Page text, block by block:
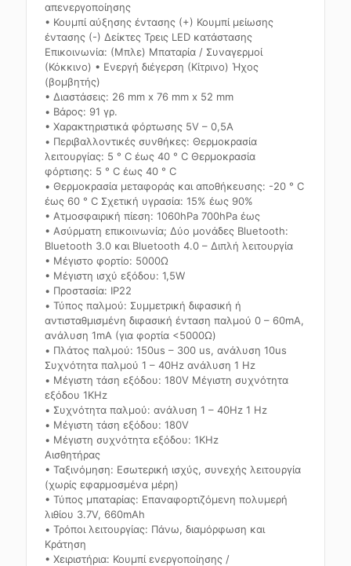
απενεργοποίησης
• Κουμπί αύξησης έντασης (+) Κουμπί μείωσης
έντασης (-) Δείκτες Τρεις LED κατάστασης
Επικοινωνία: (Μπλε) Μπαταρία / Συναγερμοί
(Κόκκινο) • Ενεργή διέγερση (Κίτρινο) Ήχος
(βομβητής)
• Διαστάσεις: 26 mm x 76 mm x 52 mm
• Βάρος: 91 γρ.
• Χαρακτηριστικά φόρτωσης 5V – 0,5A
• Περιβαλλοντικές συνθήκες: Θερμοκρασία
λειτουργίας: 5 ° C έως 40 ° C Θερμοκρασία
φόρτισης: 5 ° C έως 40 ° C
• Θερμοκρασία μεταφοράς και αποθήκευσης: -20 ° C
έως 60 ° C Σχετική υγρασία: 15% έως 90%
• Ατμοσφαιρική πίεση: 1060hPa 700hPa έως
• Ασύρματη επικοινωνία; Δύο μονάδες Bluetooth:
Bluetooth 3.0 και Bluetooth 4.0 – Διπλή λειτουργία
• Μέγιστο φορτίο: 5000Ω
• Μέγιστη ισχύ εξόδου: 1,5W
• Προστασία: IP22
• Τύπος παλμού: Συμμετρική διφασική ή
αντισταθμισμένη διφασική ένταση παλμού 0 – 60mA,
ανάλυση 1mA (για φορτία <5000Ω)
• Πλάτος παλμού: 150us – 300 us, ανάλυση 10us
Συχνότητα παλμού 1 – 40Hz ανάλυση 1 Hz
• Μέγιστη τάση εξόδου: 180V Μέγιστη συχνότητα
εξόδου 1KHz
• Συχνότητα παλμού: ανάλυση 1 – 40Hz 1 Hz
• Μέγιστη τάση εξόδου: 180V
• Μέγιστη συχνότητα εξόδου: 1KHz
Αισθητήρας
• Ταξινόμηση: Εσωτερική ισχύς, συνεχής λειτουργία
(χωρίς εφαρμοσμένα μέρη)
• Τύπος μπαταρίας: Επαναφορτιζόμενη πολυμερή
λιθίου 3.7V, 660mAh
• Τρόποι λειτουργίας: Πάνω, διαμόρφωση και
Κράτηση
• Χειριστήρια: Κουμπί ενεργοποίησης /